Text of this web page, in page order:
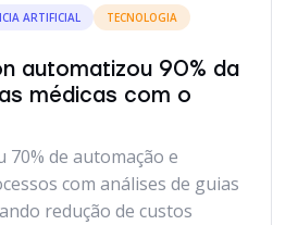
ARTIFICIAL TECNOLOGIA
automatizou 90% da
médicas com o
de automação e
com análises de guias
redução de custos